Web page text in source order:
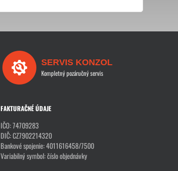
SERVIS KONZOL
Kompletný pozáručný servis
FAKTURAČNÉ ÚDAJE
IČO: 74709283
DIČ: CZ7902214320
Bankové spojenie: 4011616458/7500
Variabilný symbol: číslo objednávky